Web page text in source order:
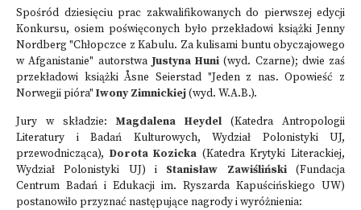
Spośród dziesięciu prac zakwalifikowanych do pierwszej edycji
Konkursu, osiem poświęconych było przekładowi książki Jenny
Nordberg "Chłopczce z Kabulu. Za kulisami buntu obyczajowego
w Afganistanie" autorstwa Justyna Huni (wyd. Czarne); dwie zaś
przekładowi książki Åsne Seierstad "Jeden z nas. Opowieść z
Norwegii pióra" Iwony Zimnickiej(wyd. W.A.B.).
Jury w składzie:Magdalena Heydel (Katedra Antropologii
Literatury i Badań Kulturowych, Wydział Polonistyki UJ,
przewodnicząca), Dorota Kozicka (Katedra Krytyki Literackiej,
Wydział Polonistyki UJ) i Stanisław Zawiśliński(Fundacja
Centrum Badań i Edukacji im. Ryszarda Kapuścińskiego UW)
postanowiło przyznać następujące nagrody i wyróżnienia: